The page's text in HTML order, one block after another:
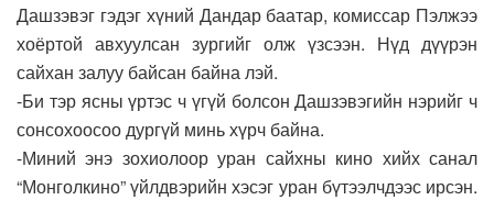
Дашзэвэг гэдэг хүний Дандар баатар, комиссар Пэлжээ
хоёртой авхуулсан зургийг олж үзсээн. Нүд дүүрэн
сайхан залуу байсан байна лэй.
-Би тэр ясны үртэс ч үгүй болсон Дашзэвэгийн нэрийг ч
сонсохоосоо дургүй минь хүрч байна.
-Миний энэ зохиолоор уран сайхны кино хийх санал
“Монголкино” үйлдвэрийн хэсэг уран бүтээлчдээс ирсэн.